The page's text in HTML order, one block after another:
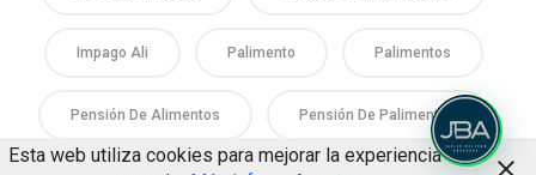
Impago Ali Palimento Palimentos
Pensión De Alimentos Pensión De Palimentos
Esta web utiliza cookies para mejorar la experiencia de